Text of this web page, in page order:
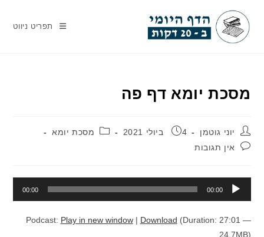
content
תפריט ניווט
מסכת יומא דף פה
מחבר:יוני גוטמן פורסם:4 ביולי 2021 קטגוריה:מסכת יומא
תגובות:אין תגובות
00:00
00:00
Podcast: Play in new window| Download (Duration: 27:01 —
24.7MB)